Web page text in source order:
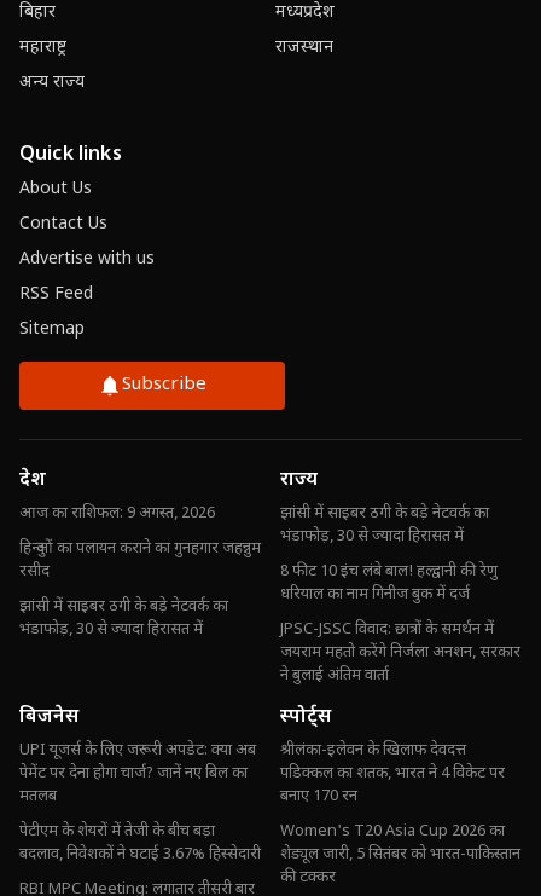
बिहार
मध्यप्रदेश
महाराष्ट्र
राजस्थान
अन्य राज्य
Quick links
About Us
Contact Us
Advertise with us
RSS Feed
Sitemap
Subscribe
देश
आज का राशिफल: 9 अगस्त, 2026
हिन्दुओं का पलायन कराने का गुनहगार जहन्नुम
रसीद
झांसी में साइबर ठगी के बड़े नेटवर्क का
भंडाफोड़, 30 से ज्यादा हिरासत में
राज्य
झांसी में साइबर ठगी के बड़े नेटवर्क का
भंडाफोड़, 30 से ज्यादा हिरासत में
8 फीट 10 इंच लंबे बाल! हल्द्वानी की रेणु
धरियाल का नाम गिनीज बुक में दर्ज
JPSC-JSSC विवाद: छात्रों के समर्थन में
जयराम महतो करेंगे निर्जला अनशन, सरकार
ने बुलाई अंतिम वार्ता
बिजनेस
UPI यूजर्स के लिए जरूरी अपडेट: क्या अब
पेमेंट पर देना होगा चार्ज? जानें नए बिल का
मतलब
पेटीएम के शेयरों में तेजी के बीच बड़ा
बदलाव, निवेशकों ने घटाई 3.67% हिस्सेदारी
RBI MPC Meeting: लगातार तीसरी बार
स्पोर्ट्स
श्रीलंका-इलेवन के खिलाफ देवदत्त
पडिक्कल का शतक, भारत ने 4 विकेट पर
बनाए 170 रन
Women's T20 Asia Cup 2026 का
शेड्यूल जारी, 5 सितंबर को भारत-पाकिस्तान
की टक्कर